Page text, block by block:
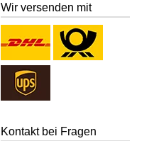
Wir versenden mit
Kontakt bei Fragen